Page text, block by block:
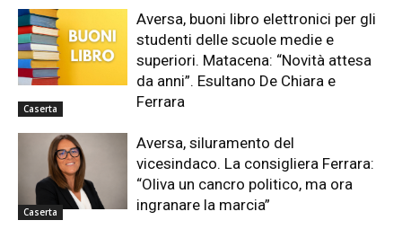
Caserta
Aversa, buoni libro elettronici per gli
studenti delle scuole medie e
superiori. Matacena: “Novità attesa
da anni”. Esultano De Chiara e
Ferrara
Caserta
Aversa, siluramento del
vicesindaco. La consigliera Ferrara:
“Oliva un cancro politico, ma ora
ingranare la marcia”